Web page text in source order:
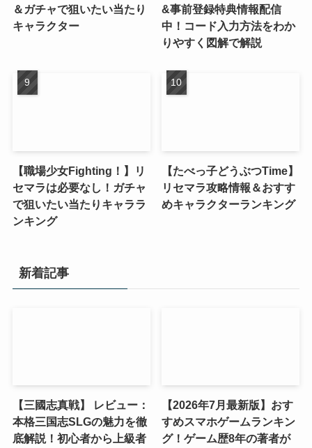
＆ガチャで狙いたい当たり
キャラクター
&事前登録特典情報配信
中！コード入力方法をわか
りやすく図解で解説
【職場少女Fighting！】リ
セマラは必要なし！ガチャ
で狙いたい当たりキャララ
ンキング
【たべっ子どうぶつTime】
リセマラ攻略情報＆おすす
めキャラクターランキング
新着記事
【三國志真戦】 レビュー：
本格三国志SLGの魅力を徹
底解説！初心者から上級者
【2026年7月最新版】おす
すめスマホゲームランキン
グ！ゲーム歴8年の著者が